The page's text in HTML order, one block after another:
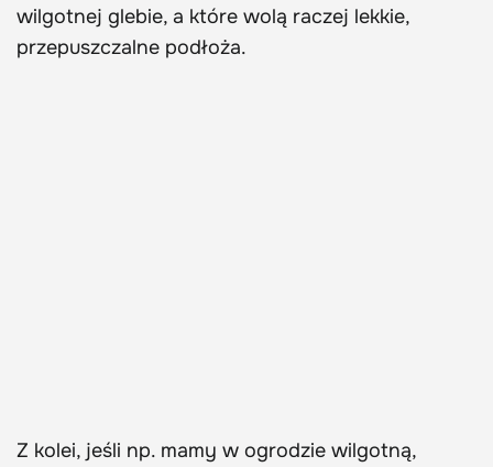
wilgotnej glebie, a które wolą raczej lekkie,
przepuszczalne podłoża.
Z kolei, jeśli np. mamy w ogrodzie wilgotną,